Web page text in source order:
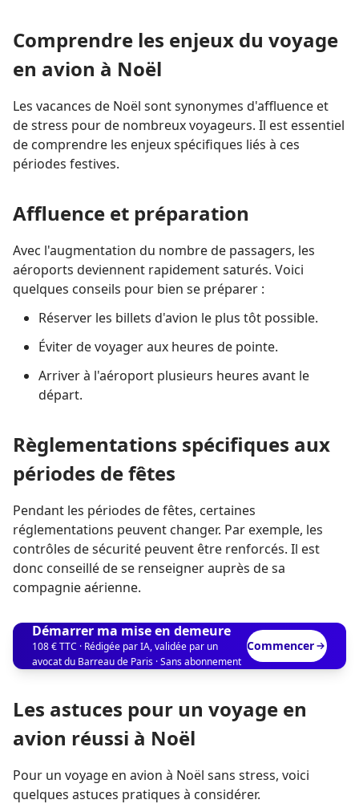
Comprendre les enjeux du voyage
en avion à Noël
Les vacances de Noël sont synonymes d'affluence et
de stress pour de nombreux voyageurs. Il est essentiel
de comprendre les enjeux spécifiques liés à ces
périodes festives.
Affluence et préparation
Avec l'augmentation du nombre de passagers, les
aéroports deviennent rapidement saturés. Voici
quelques conseils pour bien se préparer :
Réserver les billets d'avion le plus tôt possible.
Éviter de voyager aux heures de pointe.
Arriver à l'aéroport plusieurs heures avant le
départ.
Règlementations spécifiques aux
périodes de fêtes
Pendant les périodes de fêtes, certaines
réglementations peuvent changer. Par exemple, les
contrôles de sécurité peuvent être renforcés. Il est
donc conseillé de se renseigner auprès de sa
compagnie aérienne.
Démarrer ma mise en demeure
108 € TTC · Rédigée par IA, validée par un
avocat du Barreau de Paris · Sans abonnement
Commencer
Les astuces pour un voyage en
avion réussi à Noël
Pour un voyage en avion à Noël sans stress, voici
quelques astuces pratiques à considérer.